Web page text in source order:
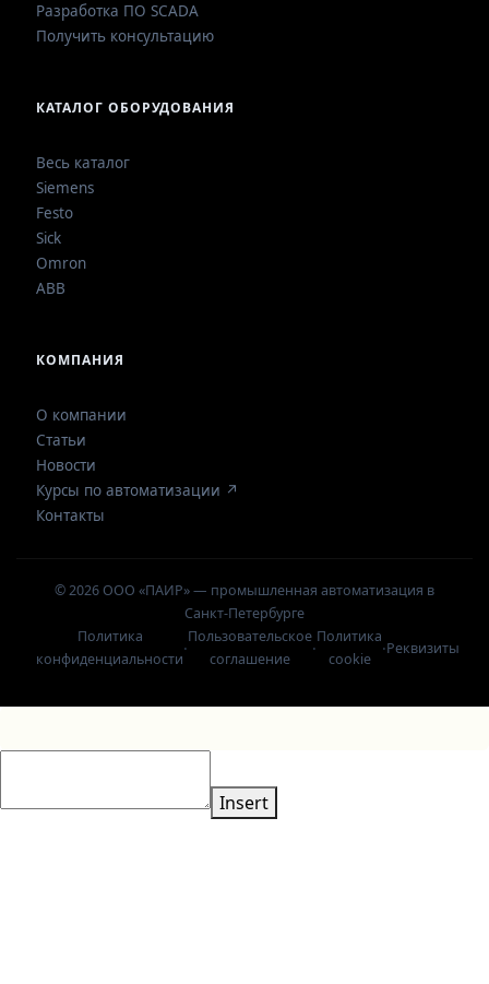
Разработка ПО SCADA
Получить консультацию
КАТАЛОГ ОБОРУДОВАНИЯ
Весь каталог
Siemens
Festo
Sick
Omron
ABB
КОМПАНИЯ
О компании
Статьи
Новости
Курсы по автоматизации ↗
Контакты
© 2026 ООО «ПАИР» — промышленная автоматизация в
Санкт-Петербурге
Политика
конфиденциальности
·
Пользовательское
соглашение
·
Политика
cookie
·Реквизиты
Insert